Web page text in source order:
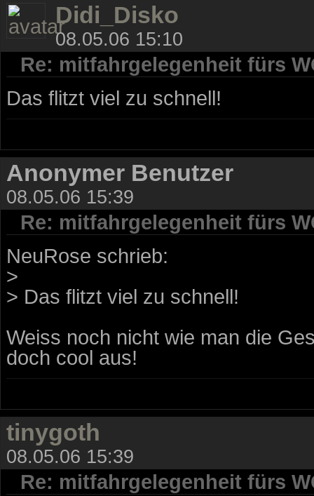
Didi_Disko
08.05.06 15:10
Re: mitfahrgelegenheit fürs
Das flitzt viel zu schnell!
Anonymer Benutzer
08.05.06 15:39
Re: mitfahrgelegenheit fürs
NeuRose schrieb:
>
> Das flitzt viel zu schnell!
Weiss noch nicht wie man die
doch cool aus!
tinygoth
08.05.06 15:39
Re: mitfahrgelegenheit fürs